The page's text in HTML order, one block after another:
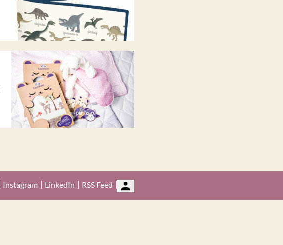
Instagram LinkedIn RSS Feed